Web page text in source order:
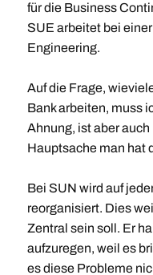
für die Business
SUE arbeitet bei
Engineering.
Auf die Frage,
Bank arbeiten, muss
Ahnung, ist aber
Hauptsache man hat
Bei SUN wird auf
reorganisiert. Dies
Zentral sein soll. Er
aufzuregen, weil es
es diese Probleme